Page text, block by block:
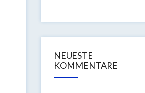
NEUESTE
KOMMENTARE